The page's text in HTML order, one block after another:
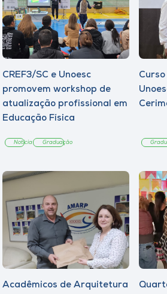
CREF3/SC e Unoesc
promovem workshop de
atualização profissional em
Educação Física
Notícia Graduação
Acadêmicos de Arquitetura